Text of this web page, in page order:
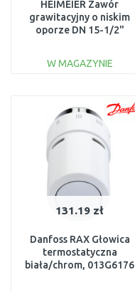
HEIMEIER Zawór
grawitacyjny o niskim
oporze DN 15-1/2"
W MAGAZYNIE
Do porównania
131.19 zł
Danfoss RAX Głowica
termostatyczna
biała/chrom, 013G6176